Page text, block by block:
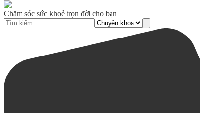
Chăm sóc sức khoẻ trọn đời cho bạn